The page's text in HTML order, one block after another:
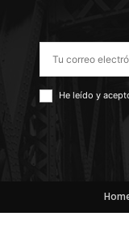
He leído y